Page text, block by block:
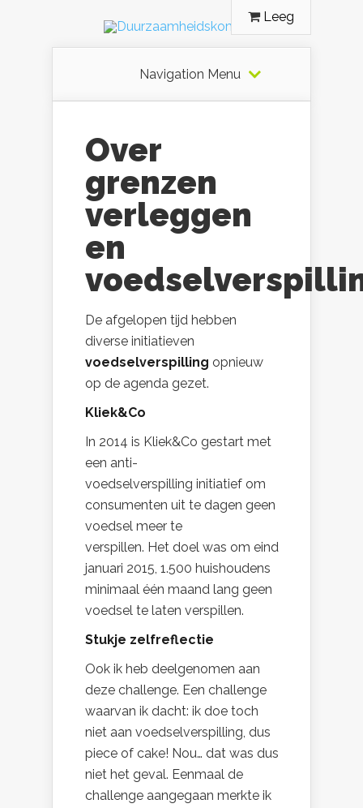
Leeg
Navigation Menu
Over
grenzen
verleggen
en
De afgelopen tijd hebben
diverse initiatieven
voedselverspilling opnieuw
op de agenda gezet.
Kliek&Co
In 2014 is Kliek&Co gestart met
een anti-
voedselverspilling initiatief om
consumenten uit te dagen geen
voedsel meer te
verspillen. Het doel was om eind
januari 2015, 1.500 huishoudens
minimaal één maand lang geen
voedsel te laten verspillen.
Stukje zelfreflectie
Ook ik heb deelgenomen aan
deze challenge. Een challenge
waarvan ik dacht: ik doe toch
niet aan voedselverspilling, dus
piece of cake! Nou… dat was dus
niet het geval. Eenmaal de
challenge aangegaan merkte ik